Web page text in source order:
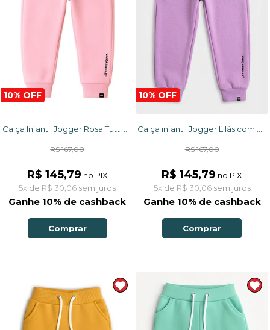
10% OFF
R$ 167,00
R$ 145,79 no PIX
5x de R$ 30,06 sem juros
Ganhe 10% de cashback
Comprar
10% OFF
R$ 167,00
R$ 145,79 no PIX
5x de R$ 30,06sem juros
Ganhe 10% de cashback
Comprar